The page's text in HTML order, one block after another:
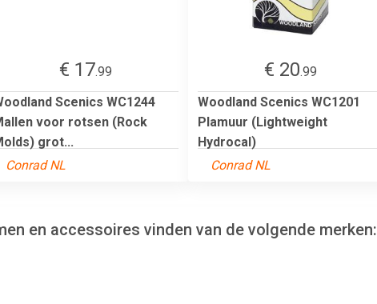
€ 17.99
Scenics WC1244
voor rotsen (Rock
grot...
Conrad NL
€ 20.99
Woodland Scenics WC1201
Plamuur (Lightweight
Hydrocal)
Conrad NL
en accessoires vinden van de volgende merken: